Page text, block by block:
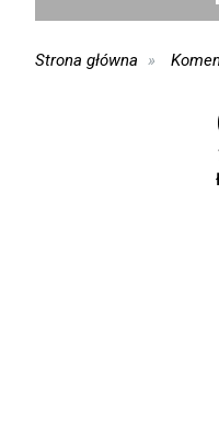
Strona główna